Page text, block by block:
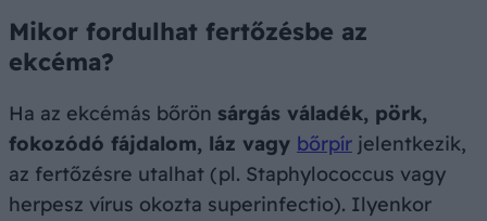
Mikor fordulhat fertőzésbe az
ekcéma?
Ha az ekcémás bőrön sárgás váladék, pörk,
fokozódó fájdalom, láz vagy bőrpír jelentkezik,
az fertőzésre utalhat (pl. Staphylococcus vagy
herpesz vírus okozta superinfectio). Ilyenkor